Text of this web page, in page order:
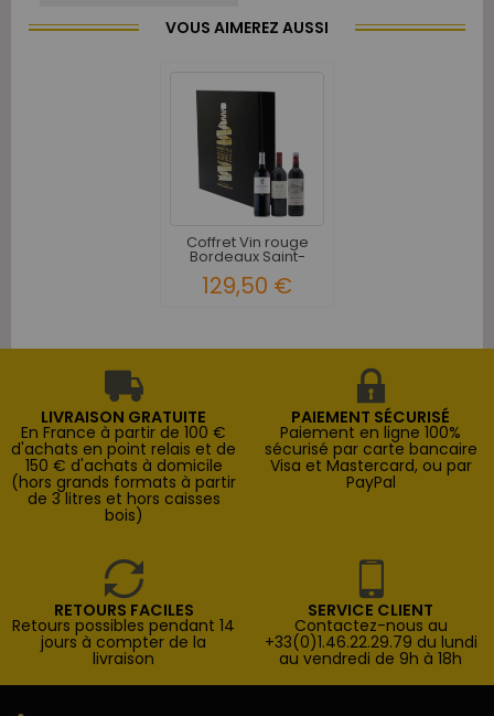
VOUS AIMEREZ AUSSI
Coffret Vin rouge
Bordeaux Saint-
129,50 €
LIVRAISON GRATUITE
En France à partir de 100 €
d'achats en point relais et de
150 € d'achats à domicile
(hors grands formats à partir
de 3 litres et hors caisses
bois)
PAIEMENT SÉCURISÉ
Paiement en ligne 100%
sécurisé par carte bancaire
Visa et Mastercard, ou par
PayPal
RETOURS FACILES
Retours possibles pendant 14
jours à compter de la
livraison
SERVICE CLIENT
Contactez-nous au
+33(0)1.46.22.29.79 du lundi
au vendredi de 9h à 18h